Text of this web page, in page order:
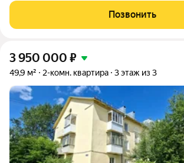
середине дома, очень тёплая. Состояние-
ремонт, окна ПВХ, балкон остеклен. Хорошее
Позвонить
3 950 000 ₽
49,9 м² 2-комн. квартира 3 этаж из 3